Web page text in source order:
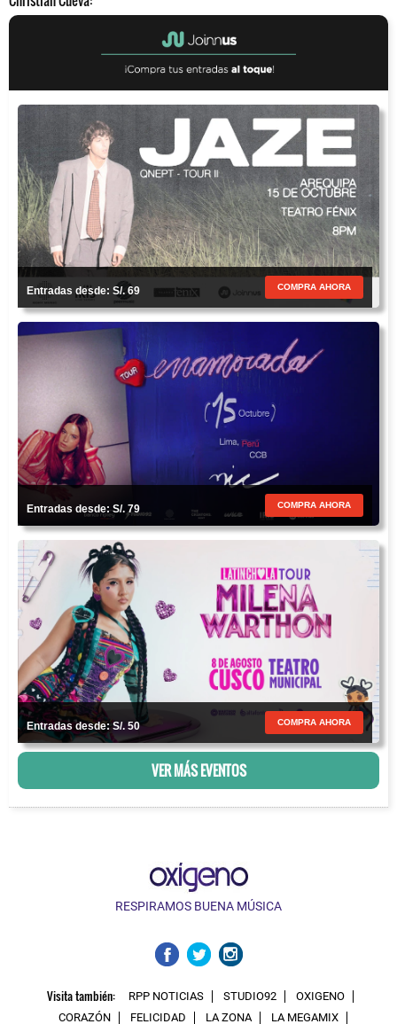
Entradas desde: S/. 69 COMPRA AHORA
Entradas desde: S/. 79 COMPRA AHORA
Entradas desde: S/. 50 COMPRA AHORA
VER MÁS EVENTOS
RESPIRAMOS BUENA MÚSICA
Visita también: RPP NOTICIAS STUDIO92
OXIGENO
CORAZÓN
FELICIDAD LA ZONA LA MEGAMIX